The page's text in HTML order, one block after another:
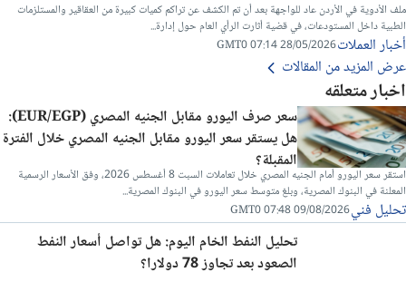
ملف الأدوية في الأردن عاد للواجهة بعد أن تم الكشف عن تراكم كميات كبيرة من العقاقير والمستلزمات
الطبية داخل المستودعات، في قضية أثارت الرأي العام حول إدارة...
أخبار العملات28/05/2026 07:14 GMT0
عرض المزيد من المقالات
اخبار متعلقه
سعر صرف اليورو مقابل الجنيه المصري (EUR/EGP):
هل يستقر سعر اليورو مقابل الجنيه المصري خلال الفترة
المقبلة؟
استقر سعر اليورو أمام الجنيه المصري خلال تعاملات السبت 8 أغسطس 2026، وفق الأسعار الرسمية
المعلنة في البنوك المصرية، وبلغ متوسط سعر اليورو في البنوك المصرية...
تحليل فني09/08/2026 07:48 GMT0
تحليل النفط الخام اليوم: هل تواصل أسعار النفط
الصعود بعد تجاوز 78 دولارا؟